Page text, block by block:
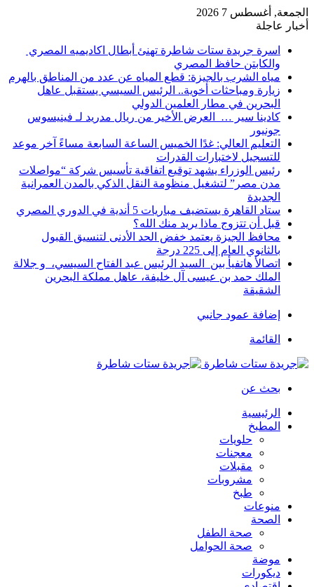
الجمعة, أغسطس 7 2026
أخبار عاجلة
اسرة جريدة ستات شاطرة تهنئ أبطال اكاديميه المصري
والكابتن حافظ المصري
مياه الشرب بالجيزة: قطع المياه عن عدد من المناطق بالهرم
زيارة ومباحثات أخوية.. الرئيس السيسي يستقبل عاهل
البحرين في مطار العلمين الدولي
كادينا سير … العرض الأخير من ريال مدريد لـ فينيسوس
جونيور
التعليم العالي: غدًا الخميس الساعة السابعة مساءً آخر موعد
للتسجيل لاختبارات القدرات
رئيس الوزراء يشهد توقيع اتفاقية تأسيس شركة “مواصلات
مدن مصر” لتشغيل منظومة النقل الذكي بالمدن العمرانية
الجديدة
ستاد القاهرة يستضيف مباريات 5 أندية في الدوري المصري
قبل أن تتزوج ماذا يريد منك الله؟
محافظ الجيزة يعتمد خفض الحد الأدنى لتنسيق القبول
بالثانوي العام إلى 225 درجة
اتصالأ هاتفيأ بين السيد الرئيس عبد الفتاح السيسي، و جلالة
الملك حمد بن عيسى آل خليفة، عاهل مملكة البحرين
الشقيقة
إضافة عمود جانبي
القائمة
بحث عن
الرئيسية
المطبخ
حلويات
معجنات
مقبلات
مشروبات
طبخ
منوعات
الصحة
صحة الطفل
صحة الحوامل
موضة
ديكورات